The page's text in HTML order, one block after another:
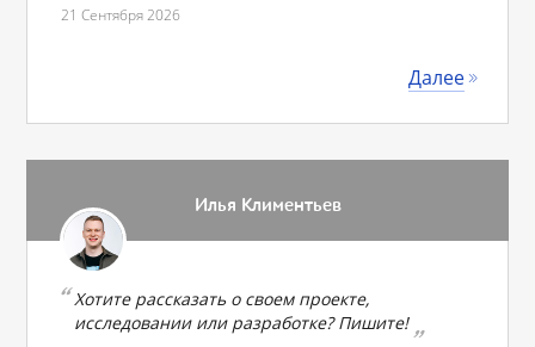
21 Сентября 2026
Далее
Илья Климентьев
Хотите рассказать о своем проекте,
исследовании или разработке? Пишите!